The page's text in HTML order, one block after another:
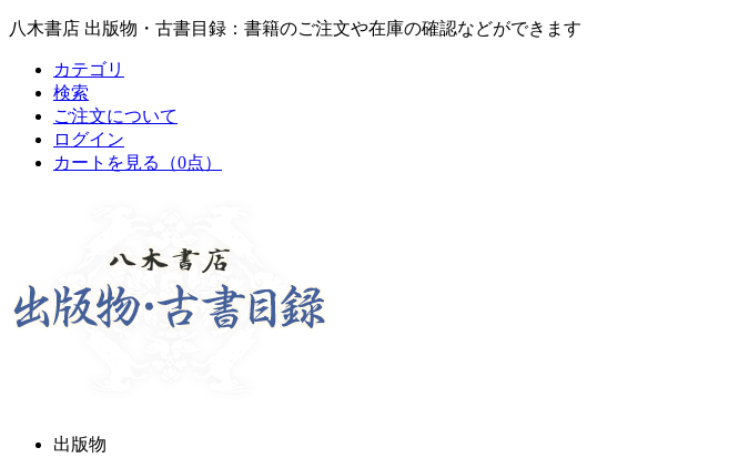
八木書店 出版物・古書目録：書籍のご注文や在庫の確認などができます
カテゴリ
検索
ご注文について
ログイン
カートを見る
（0点）
出版物